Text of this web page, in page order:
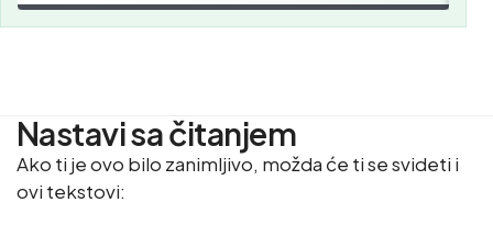
Nastavi sa čitanjem
Ako ti je ovo bilo zanimljivo, možda će ti se svideti i
ovi tekstovi: